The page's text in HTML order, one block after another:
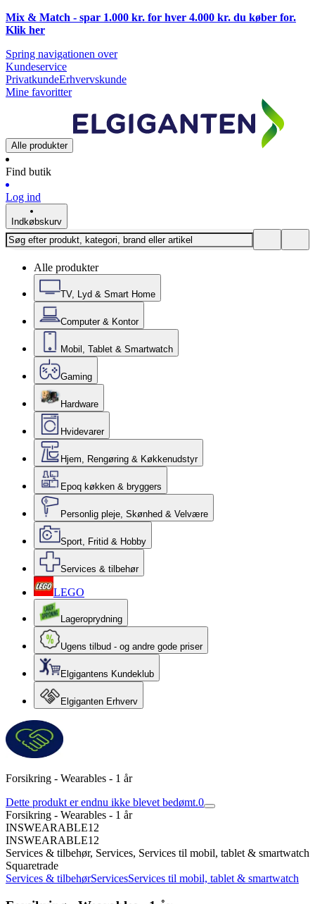
Mix & Match - spar 1.000 kr. for hver 4.000 kr. du køber for.
Klik her
Spring navigationen over
Kundeservice
PrivatkundeErhvervskunde
Mine favoritter
Alle produkter
Find butik
Log ind
Indkøbskurv
Alle produkter
TV, Lyd & Smart Home
Computer & Kontor
Mobil, Tablet & Smartwatch
Gaming
Hardware
Hvidevarer
Hjem, Rengøring & Køkkenudstyr
Epoq køkken & bryggers
Personlig pleje, Skønhed & Velvære
Sport, Fritid & Hobby
Services & tilbehør
LEGO
Lageroprydning
Ugens tilbud - og andre gode priser
Elgigantens Kundeklub
Elgiganten Erhverv
Forsikring - Wearables - 1 år
Dette produkt er endnu ikke blevet bedømt.0
Forsikring - Wearables - 1 år
INSWEARABLE12
INSWEARABLE12
Services & tilbehør, Services, Services til mobil, tablet & smartwatch
Squaretrade
Services & tilbehørServicesServices til mobil, tablet & smartwatch